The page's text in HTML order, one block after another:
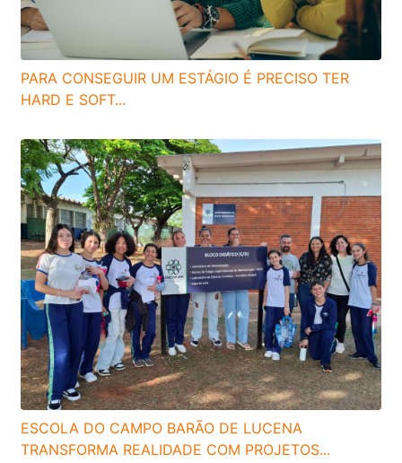
PARA CONSEGUIR UM ESTÁGIO É PRECISO TER
HARD E SOFT...
ESCOLA DO CAMPO BARÃO DE LUCENA
TRANSFORMA REALIDADE COM PROJETOS...